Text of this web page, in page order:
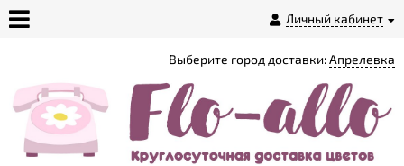
Личный кабинет
магазине
Доставка
Выберите город доставки:Апрелевка